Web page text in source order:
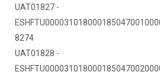
Contactez-
UAT01827 -
8274
UAT01828 -